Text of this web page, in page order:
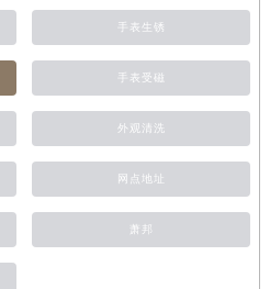
手表生锈
手表受磁
外观清洗
网点地址
萧邦